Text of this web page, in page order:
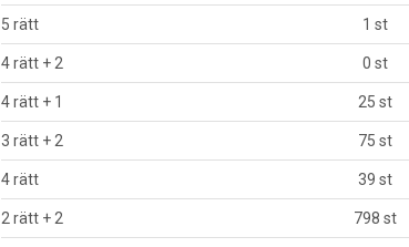
5 rätt 1 st
4 rätt + 2 0 st
4 rätt + 1 25 st
3 rätt + 2 75 st
4 rätt 39 st
2 rätt + 2 798 st